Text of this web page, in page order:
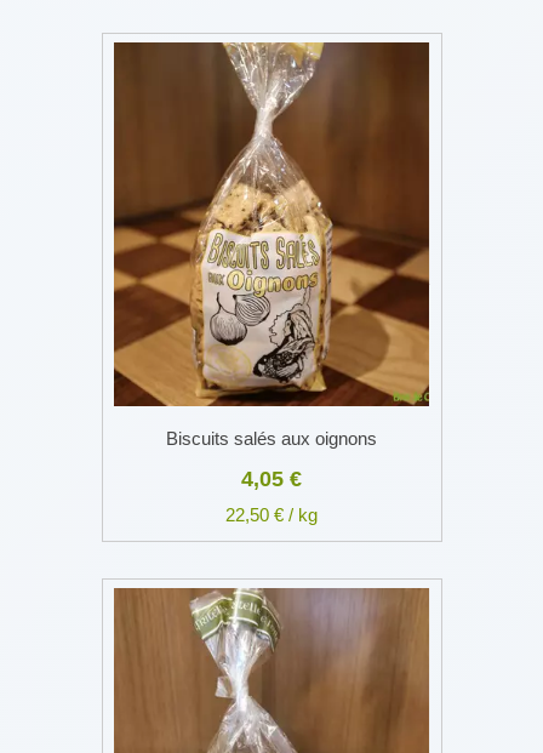
Biscuits salés aux oignons
4,05 €
22,50 € / kg